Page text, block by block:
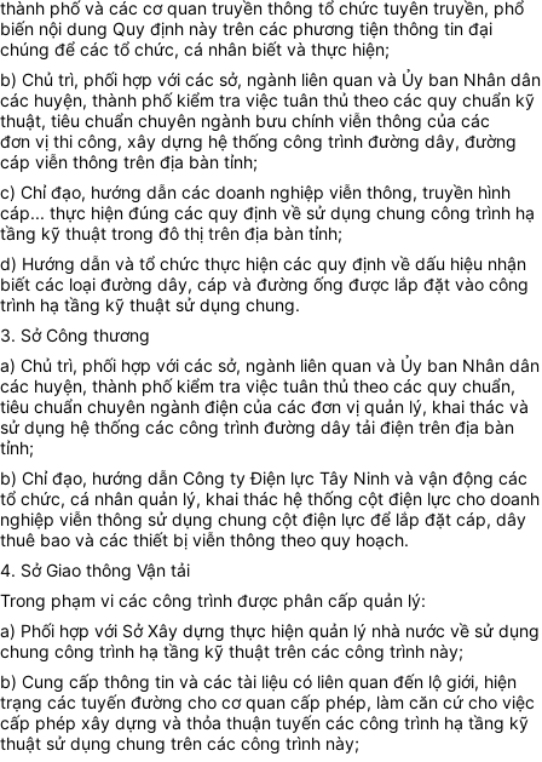
thành phố và các cơ quan truyền thông tổ chức tuyên truyền, phổ
biến nội dung Quy định này trên các phương tiện thông tin đại
chúng để các tổ chức, cá nhân biết và thực hiện;
b) Chủ trì, phối hợp với các sở, ngành liên quan và Ủy ban Nhân dân
các huyện, thành phố kiểm tra việc tuân thủ theo các quy chuẩn kỹ
thuật, tiêu chuẩn chuyên ngành bưu chính viễn thông của các
đơn vị thi công, xây dựng hệ thống công trình đường dây, đường
cáp viễn thông trên địa bàn tỉnh;
c) Chỉ đạo, hướng dẫn các doanh nghiệp viễn thông, truyền hình
cáp... thực hiện đúng các quy định về sử dụng chung công trình hạ
tầng kỹ thuật trong đô thị trên địa bàn tỉnh;
d) Hướng dẫn và tổ chức thực hiện các quy định về dấu hiệu nhận
biết các loại đường dây, cáp và đường ống được lắp đặt vào công
trình hạ tầng kỹ thuật sử dụng chung.
3. Sở Công thương
a) Chủ trì, phối hợp với các sở, ngành liên quan và Ủy ban Nhân dân
các huyện, thành phố kiểm tra việc tuân thủ theo các quy chuẩn,
tiêu chuẩn chuyên ngành điện của các đơn vị quản lý, khai thác và
sử dụng hệ thống các công trình đường dây tải điện trên địa bàn
tỉnh;
b) Chỉ đạo, hướng dẫn Công ty Điện lực Tây Ninh và vận động các
tổ chức, cá nhân quản lý, khai thác hệ thống cột điện lực cho doanh
nghiệp viễn thông sử dụng chung cột điện lực để lắp đặt cáp, dây
thuê bao và các thiết bị viễn thông theo quy hoạch.
4. Sở Giao thông Vận tải
Trong phạm vi các công trình được phân cấp quản lý:
a) Phối hợp với Sở Xây dựng thực hiện quản lý nhà nước về sử dụng
chung công trình hạ tầng kỹ thuật trên các công trình này;
b) Cung cấp thông tin và các tài liệu có liên quan đến lộ giới, hiện
trạng các tuyến đường cho cơ quan cấp phép, làm căn cứ cho việc
cấp phép xây dựng và thỏa thuận tuyến các công trình hạ tầng kỹ
thuật sử dụng chung trên các công trình này;